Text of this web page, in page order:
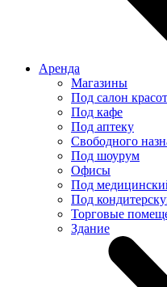
Аренда
Магазины
Под салон
Под кафе
Под аптеку
Свободного
Под шоурум
Офисы
Под
Под
Торговые
Здание